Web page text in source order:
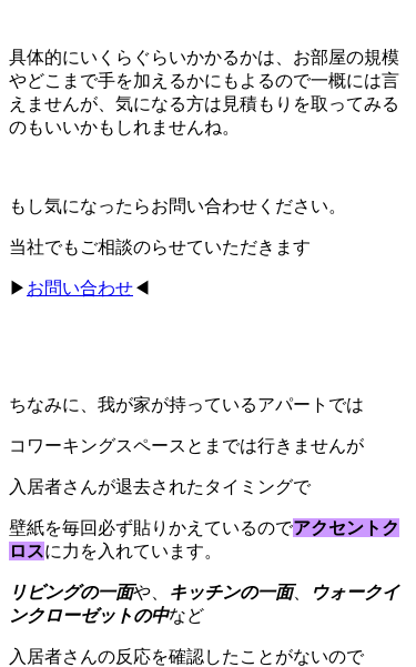
具体的にいくらぐらいかかるかは、お部屋の規模
やどこまで手を加えるかにもよるので一概には言
えませんが、気になる方は見積もりを取ってみる
のもいいかもしれませんね。
もし気になったらお問い合わせください。
当社でもご相談のらせていただきます
▶ お問い合わせ◀
ちなみに、我が家が持っているアパートでは
コワーキングスペースとまでは行きませんが
入居者さんが退去されたタイミングで
壁紙を毎回必ず貼りかえているのでアクセントク
ロスに力を入れています。
リビングの一面や、 キッチンの一面、
ウォークイ
ンクローゼットの中など
入居者さんの反応を確認したことがないので